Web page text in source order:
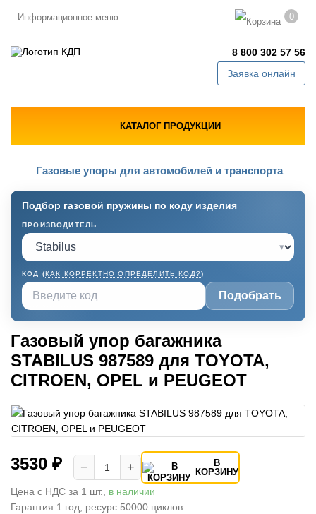
Информационное меню 0
8 800 302 57 56
Заявка онлайн
КАТАЛОГ ПРОДУКЦИИ
Газовые упоры для автомобилей и транспорта
Подбор газовой пружины по коду изделия
ПРОИЗВОДИТЕЛЬ
▾
КОД (КАК КОРРЕКТНО ОПРЕДЕЛИТЬ КОД?)
Подобрать
Газовый упор багажника
STABILUS 987589 для TOYOTA,
CITROEN, OPEL и PEUGEOT
3530 ₽ − +
В
КОРЗИНУ
Цена с НДС за 1 шт., в наличии
Гарантия 1 год, ресурс 50000 циклов